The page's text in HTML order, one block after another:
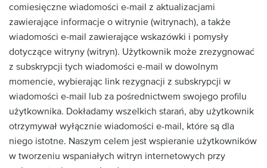
comiesięczne wiadomości e-mail z aktualizacjami
zawierające informacje o witrynie (witrynach), a także
wiadomości e-mail zawierające wskazówki i pomysły
dotyczące witryny (witryn). Użytkownik może zrezygnować
z subskrypcji tych wiadomości e-mail w dowolnym
momencie, wybierając link rezygnacji z subskrypcji w
wiadomości e-mail lub za pośrednictwem swojego profilu
użytkownika. Dokładamy wszelkich starań, aby użytkownik
otrzymywał wyłącznie wiadomości e-mail, które są dla
niego istotne. Naszym celem jest wspieranie użytkowników
w tworzeniu wspaniałych witryn internetowych przy